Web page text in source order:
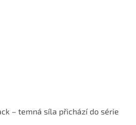
– temná síla přichází do série